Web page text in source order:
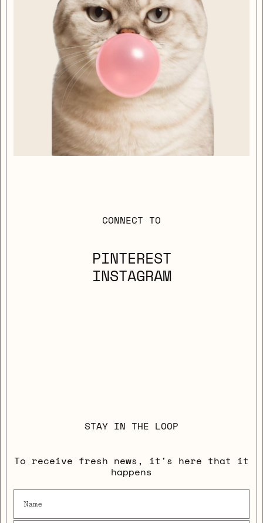
CONNECT TO
PINTEREST
INSTAGRAM
STAY IN THE LOOP
To receive fresh news, it's here that it
happens